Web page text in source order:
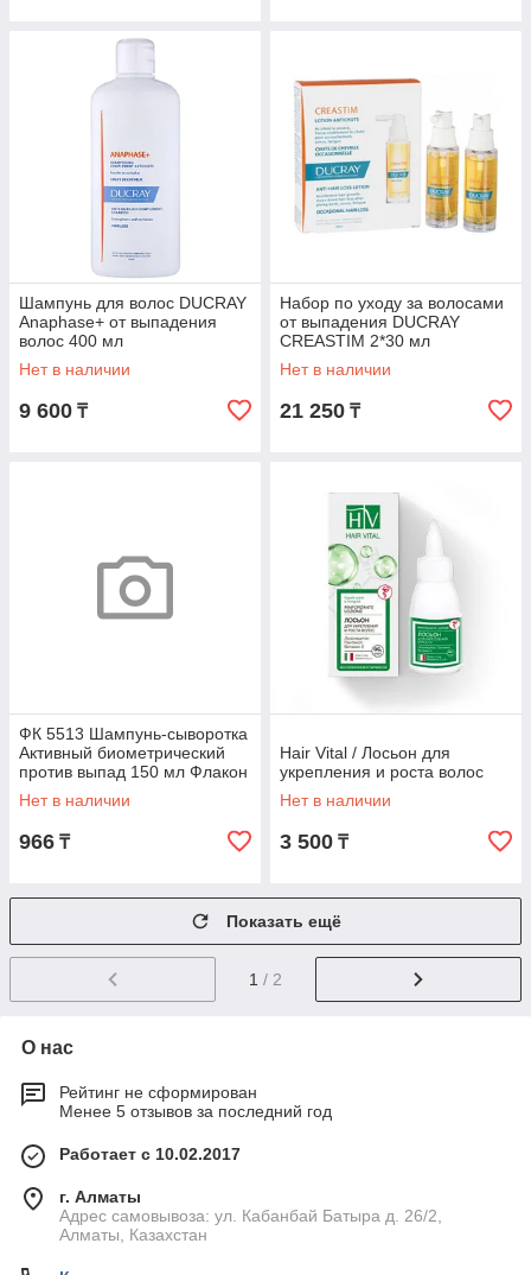
Шампунь для волос DUCRAY
Anaphase+ от выпадения
волос 400 мл
Нет в наличии
9 600 ₸
Набор по уходу за волосами
от выпадения DUCRAY
CREASTIM 2*30 мл
Нет в наличии
21 250 ₸
ФК 5513 Шампунь-сыворотка
Активный биометрический
против выпад 150 мл Флакон
Нет в наличии
966 ₸
Hair Vital / Лосьон для
укрепления и роста волос
Нет в наличии
3 500 ₸
Показать ещё
1 / 2
О нас
Рейтинг не сформирован
Менее 5 отзывов за последний год
Работает с 10.02.2017
г. Алматы
Адрес самовывоза: ул. Кабанбай Батыра д. 26/2,
Алматы, Казахстан